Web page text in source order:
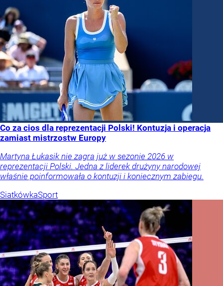
Co za cios dla reprezentacji Polski! Kontuzja i operacja
zamiast mistrzostw Europy
Martyna Łukasik nie zagra już w sezonie 2026 w
reprezentacji Polski. Jedna z liderek drużyny narodowej
właśnie poinformowała o kontuzji i koniecznym zabiegu.
SiatkówkaSport